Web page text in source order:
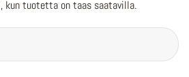
kun tuotetta on taas saatavilla.